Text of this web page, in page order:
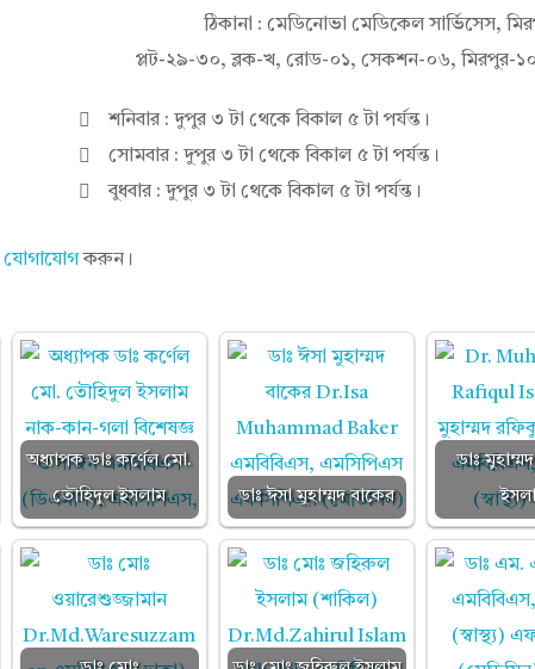
ঠিকানা : মেডিনোভা মেডিকেল সার্ভিসেস,
প্লট-২৯-৩০, ব্লক-খ, রোড-০১, সেকশন-০৬, মিরপুর-১০
শনিবার : দুপুর ৩ টা থেকে বিকাল ৫ টা পর্যন্ত।
সোমবার : দুপুর ৩ টা থেকে বিকাল ৫ টা পর্যন্ত।
বুধবার : দুপুর ৩ টা থেকে বিকাল ৫ টা পর্যন্ত।
যোগাযোগকরুন।
অধ্যাপক ডাঃ কর্ণেল মো.
তৌহিদুল ইসলাম
ডাঃ ঈসা মুহাম্মদ বাকের
ডাঃ